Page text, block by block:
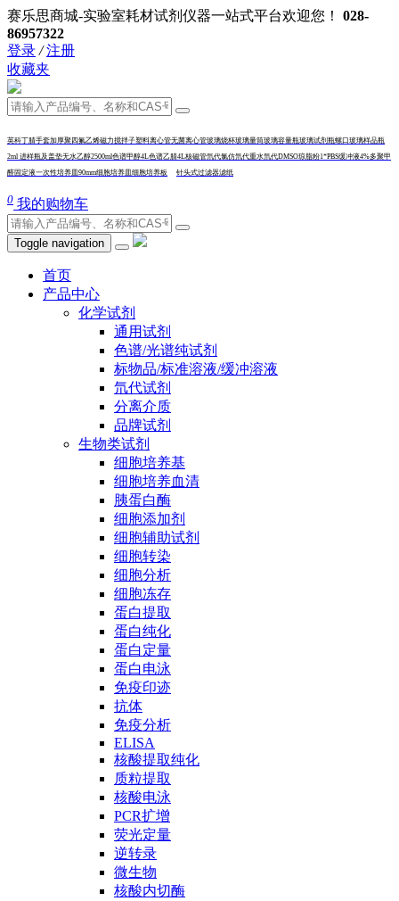
赛乐思商城-实验室耗材试剂仪器一站式平台欢迎您！ 028-
86957322
登录 / 注册
收藏夹
英科丁腈手套加厚聚四氟乙烯磁力搅拌子塑料离心管无菌离心管玻璃烧杯玻璃量筒玻璃容量瓶玻璃试剂瓶螺口玻璃样品瓶
2ml 进样瓶及盖垫无水乙醇2500ml色谱甲醇4L色谱乙腈4L核磁管氘代氯仿氘代重水氘代DMSO琼脂粉1*PBS缓冲液4%多聚甲
醛固定液一次性培养皿90mm细胞培养皿 细胞培养板 针头式过滤器滤纸
0 我的购物车
Toggle navigation
首页
产品中心
化学试剂
通用试剂
色谱/光谱纯试剂
标物品/标准溶液/缓冲溶液
氘代试剂
分离介质
品牌试剂
生物类试剂
细胞培养基
细胞培养血清
胰蛋白酶
细胞添加剂
细胞辅助试剂
细胞转染
细胞分析
细胞冻存
蛋白提取
蛋白纯化
蛋白定量
蛋白电泳
免疫印迹
抗体
免疫分析
ELISA
核酸提取纯化
质粒提取
核酸电泳
PCR扩增
荧光定量
逆转录
微生物
核酸内切酶